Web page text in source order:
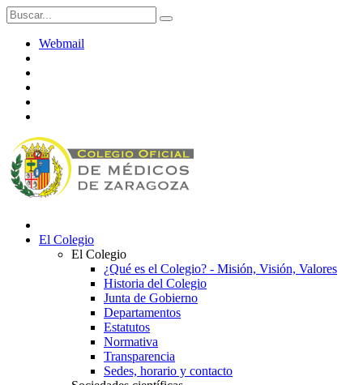
Webmail
El Colegio
El Colegio
¿Qué es el Colegio? - Misión, Visión, Valores
Historia del Colegio
Junta de Gobierno
Departamentos
Estatutos
Normativa
Transparencia
Sedes, horario y contacto